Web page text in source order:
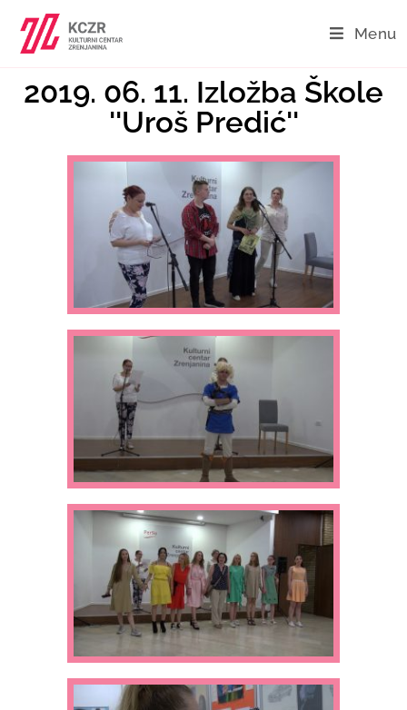
Menu
2019. 06. 11. Izložba Škole
''Uroš Predić''